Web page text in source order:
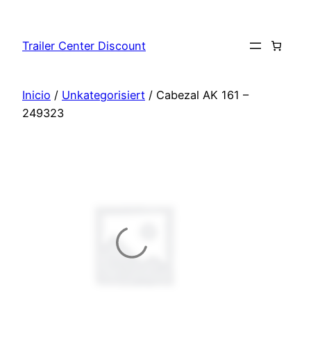
contenido
Trailer Center Discount
Inicio / Unkategorisiert / Cabezal AK 161 –
249323